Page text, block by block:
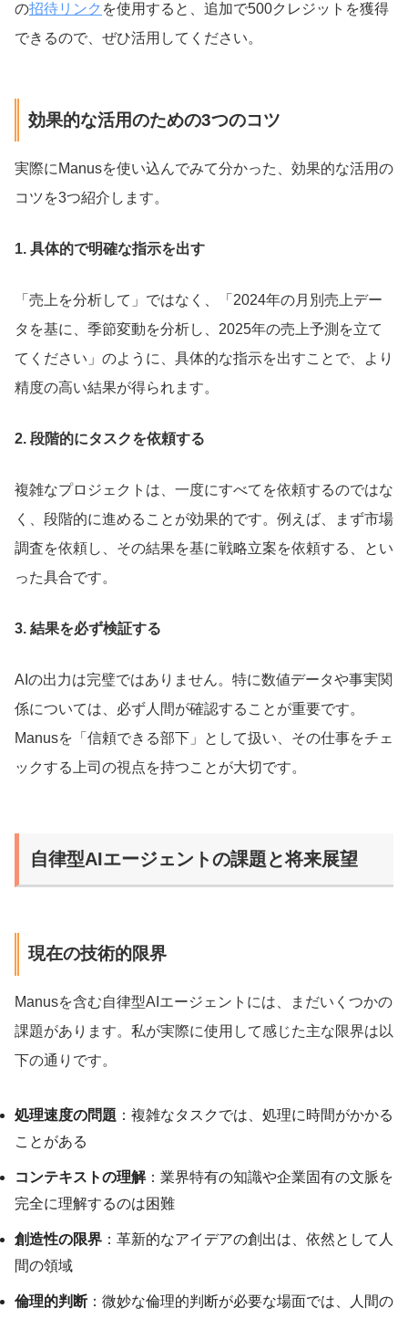
の招待リンク を使用すると、追加で500クレジットを獲得
できるので、ぜひ活用してください。
効果的な活用のための3つのコツ
実際にManusを使い込んでみて分かった、効果的な活用の
コツを3つ紹介します。
1. 具体的で明確な指示を出す
「売上を分析して」ではなく、「2024年の月別売上デー
タを基に、季節変動を分析し、2025年の売上予測を立て
てください」のように、具体的な指示を出すことで、より
精度の高い結果が得られます。
2. 段階的にタスクを依頼する
複雑なプロジェクトは、一度にすべてを依頼するのではな
く、段階的に進めることが効果的です。例えば、まず市場
調査を依頼し、その結果を基に戦略立案を依頼する、とい
った具合です。
3. 結果を必ず検証する
AIの出力は完璧ではありません。特に数値データや事実関
係については、必ず人間が確認することが重要です。
Manusを「信頼できる部下」として扱い、その仕事をチェ
ックする上司の視点を持つことが大切です。
自律型AIエージェントの課題と将来展望
現在の技術的限界
Manusを含む自律型AIエージェントには、まだいくつかの
課題があります。私が実際に使用して感じた主な限界は以
下の通りです。
処理速度の問題 ：複雑なタスクでは、処理に時間がかかる
ことがある
コンテキストの理解：業界特有の知識や企業固有の文脈を
完全に理解するのは困難
創造性の限界 ：革新的なアイデアの創出は、依然として人
間の領域
倫理的判断 ：微妙な倫理的判断が必要な場面では、人間の